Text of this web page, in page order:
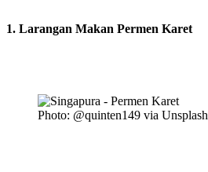
1. Larangan Makan Permen Karet
Photo: @quinten149 via Unsplash